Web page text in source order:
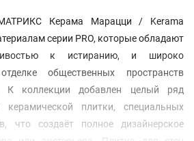
Керама Марацци / Kerama
серии PRO, которые обладают
к истиранию, и широко
общественных пространств
К коллекции добавлен целый ряд
керамической плитки, специальных
что создаёт полное дизайнерское